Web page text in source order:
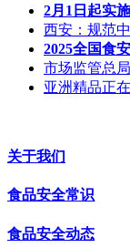
2月1日起实
西安：规范
2025全国食
市场监管总
亚洲精品正
关于我们
食品安全常识
食品安全动态